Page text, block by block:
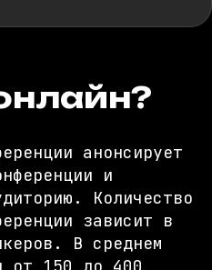
анонсирует
и
Количество
зависит в
В среднем
от 150 до 400